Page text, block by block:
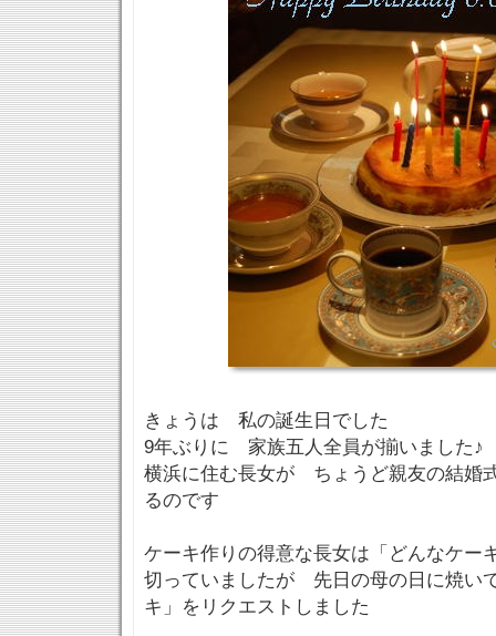
きょうは 私の誕生日でした
9年ぶりに 家族五人全員が揃いました♪
横浜に住む長女が ちょうど親友の結婚
るのです
ケーキ作りの得意な長女は「どんなケー
切っていましたが 先日の母の日に焼い
キ」をリクエストしました